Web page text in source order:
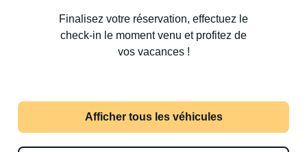
Finalisez votre réservation, effectuez le
check-in le moment venu et profitez de
vos vacances !
Afficher tous les véhicules